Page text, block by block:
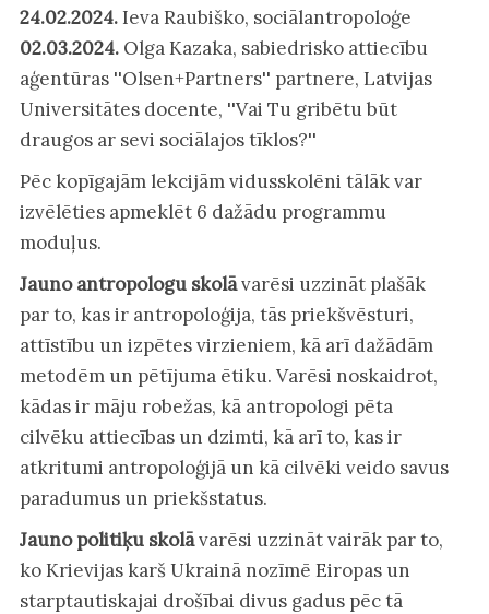
24.02.2024.Ieva Raubiško, sociālantropoloģe
02.03.2024.Olga Kazaka, sabiedrisko attiecību
aģentūras ''Olsen+Partners'' partnere, Latvijas
Universitātes docente, ''Vai Tu gribētu būt
draugos ar sevi sociālajos tīklos?''
Pēc kopīgajām lekcijām vidusskolēni tālāk var
izvēlēties apmeklēt 6 dažādu programmu
moduļus.
Jauno antropologu skolāvarēsi uzzināt plašāk
par to, kas ir antropoloģija, tās priekšvēsturi,
attīstību un izpētes virzieniem, kā arī dažādām
metodēm un pētījuma ētiku. Varēsi noskaidrot,
kādas ir māju robežas, kā antropologi pēta
cilvēku attiecības un dzimti, kā arī to, kas ir
atkritumi antropoloģijā un kā cilvēki veido savus
paradumus un priekšstatus.
Jauno politiķu skolāvarēsi uzzināt vairāk par to,
ko Krievijas karš Ukrainā nozīmē Eiropas un
starptautiskajai drošībai divus gadus pēc tā